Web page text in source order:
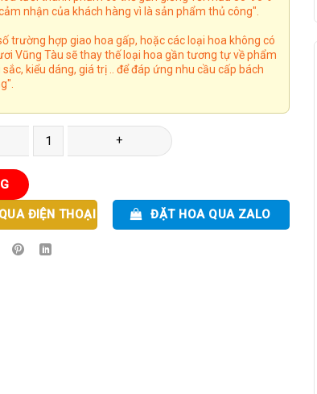
nhận của khách hàng vì là sản phẩm thủ công".
trường hợp giao hoa gấp, hoặc các loại hoa không có
Vũng Tàu sẽ thay thế loại hoa gần tương tự về phẩm
kiểu dáng, giá trị .. để đáp ứng nhu cầu cấp bách
ĐIỆN THOẠI ĐẶT HOA QUA ZALO